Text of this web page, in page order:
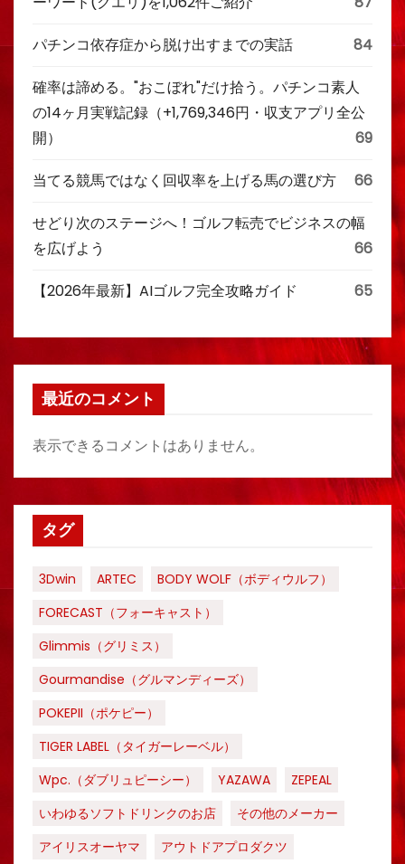
パチンコ依存症から脱け出すまでの実話 84
確率は諦める。"おこぼれ"だけ拾う。パチンコ素人
の14ヶ月実戦記録（+1,769,346円・収支アプリ全公
開）
69
当てる競馬ではなく回収率を上げる馬の選び方 66
せどり次のステージへ！ゴルフ転売でビジネスの幅
を広げよう
66
【2026年最新】AIゴルフ完全攻略ガイド 65
最近のコメント
表示できるコメントはありません。
タグ
3Dwin ARTEC
BODY WOLF（ボディウルフ）
FORECAST（フォーキャスト）
Glimmis（グリミス）
Gourmandise（グルマンディーズ）
POKEPII（ポケピー）
TIGER LABEL（タイガーレーベル）
Wpc.（ダブリュピーシー）
YAZAWA
ZEPEAL
いわゆるソフトドリンクのお店
その他のメーカー
アイリスオーヤマ
アウトドアプロダクツ